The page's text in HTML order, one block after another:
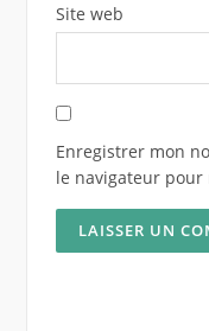
Site web
Enregistrer mon
le navigateur